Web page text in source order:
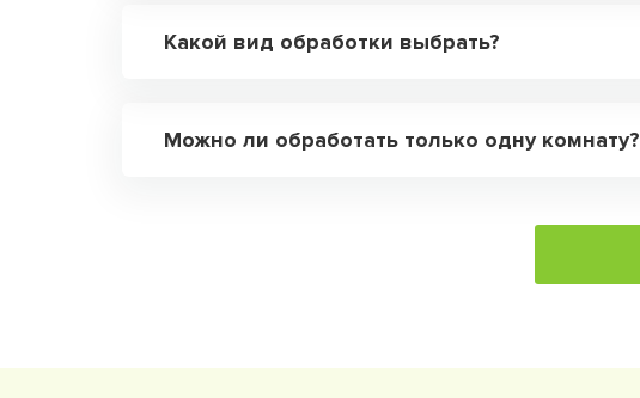
Какой вид обработки выбрать?
Можно ли обработать только одну комнату?